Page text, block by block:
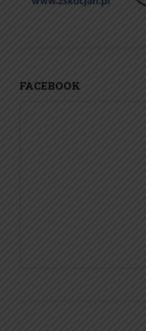
FACEBOOK